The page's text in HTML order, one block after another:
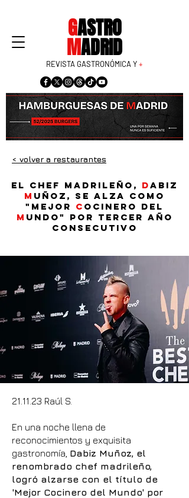
GASTRO
MADRID
REVISTA GASTRONÓMICA Y+
< volver a restaurantes
El chef madrileño, Dabiz
M uñoz, se alza como
"mejor c ocinero del
m undo" por tercer año
consecutivo
21.11.23 Raúl S.
En una noche llena de
reconocimientos y exquisita
gastronomía, Dabiz Muñoz, el
renombrado chef madrileño,
logró alzarse con el título de
'Mejor Cocinero del Mundo' por